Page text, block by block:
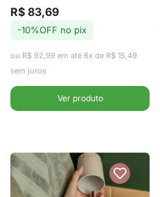
Banheiro
Eleve Bege -
Ou
Preço
de
R$ 83,69
Preço
regular
-10%OFF no pix
ou R$ 92,99 em até 6x de R$ 15,49
sem juros
Ver produto